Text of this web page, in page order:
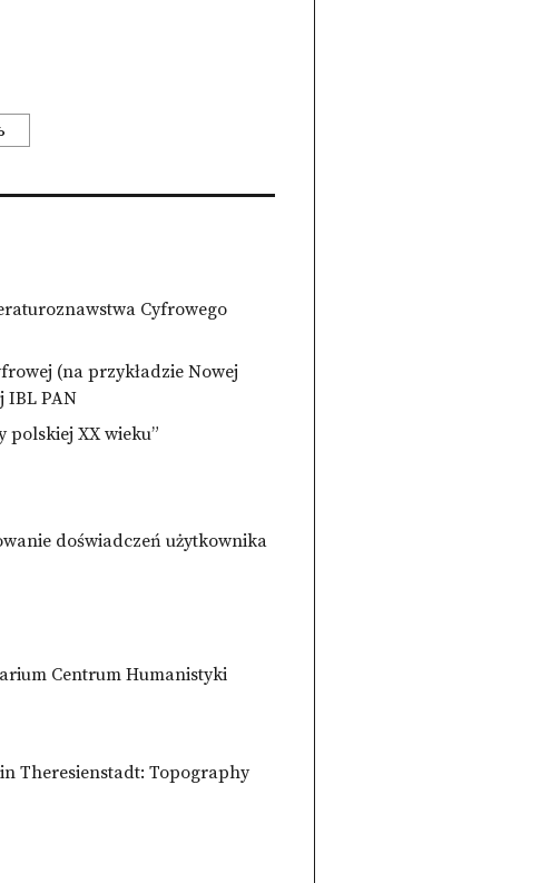
Cyfrowego
(na przykładzie Nowej
IBL PAN
XX wieku”
doświadczeń użytkownika
Centrum Humanistyki
Theresienstadt: Topography